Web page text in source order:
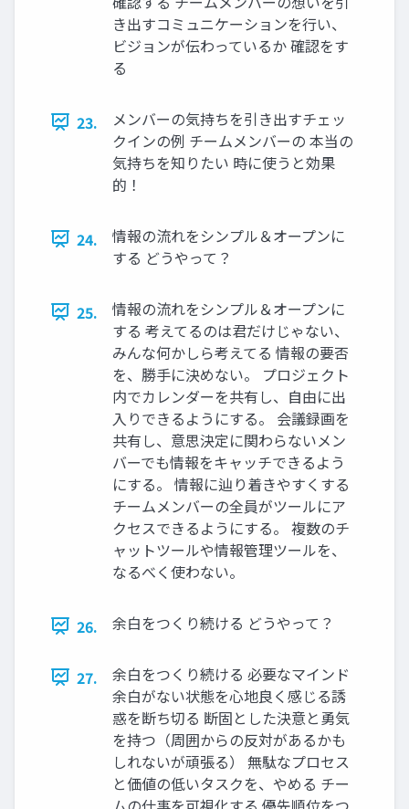
き出すコミュニケーションを行い、
ビジョンが伝わっているか 確認をす
る
23.
メンバーの気持ちを引き出すチェッ
クインの例 チームメンバーの 本当の
気持ちを知りたい 時に使うと効果
的！
24.
情報の流れをシンプル＆オープンに
する どうやって？
25.
情報の流れをシンプル＆オープンに
する 考えてるのは君だけじゃない、
みんな何かしら考えてる 情報の要否
を、勝手に決めない。 プロジェクト
内でカレンダーを共有し、自由に出
入りできるようにする。 会議録画を
共有し、意思決定に関わらないメン
バーでも情報をキャッチできるよう
にする。 情報に辿り着きやすくする
チームメンバーの全員がツールにア
クセスできるようにする。 複数のチ
ャットツールや情報管理ツールを、
なるべく使わない。
26. 余白をつくり続ける どうやって？
27.
余白をつくり続ける 必要なマインド
余白がない状態を心地良く感じる誘
惑を断ち切る 断固とした決意と勇気
を持つ（周囲からの反対があるかも
しれないが頑張る） 無駄なプロセス
と価値の低いタスクを、やめる チー